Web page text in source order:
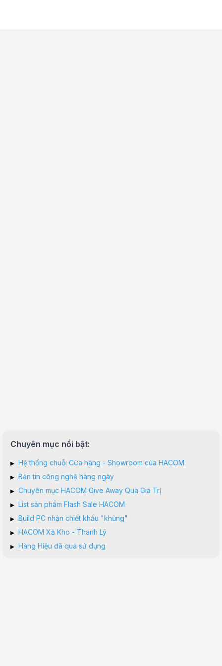
Chuyên mục nổi bật:
▸ Hệ thống chuỗi Cửa hàng - Showroom của HACOM
▸ Bản tin công nghệ hàng ngày
▸ Chuyên mục HACOM Give Away Quà Giá Trị
▸ List sản phẩm Flash Sale HACOM
▸ Build PC nhận chiết khấu "khủng"
▸ HACOM Xả Kho - Thanh Lý
▸ Hàng Hiệu đã qua sử dụng